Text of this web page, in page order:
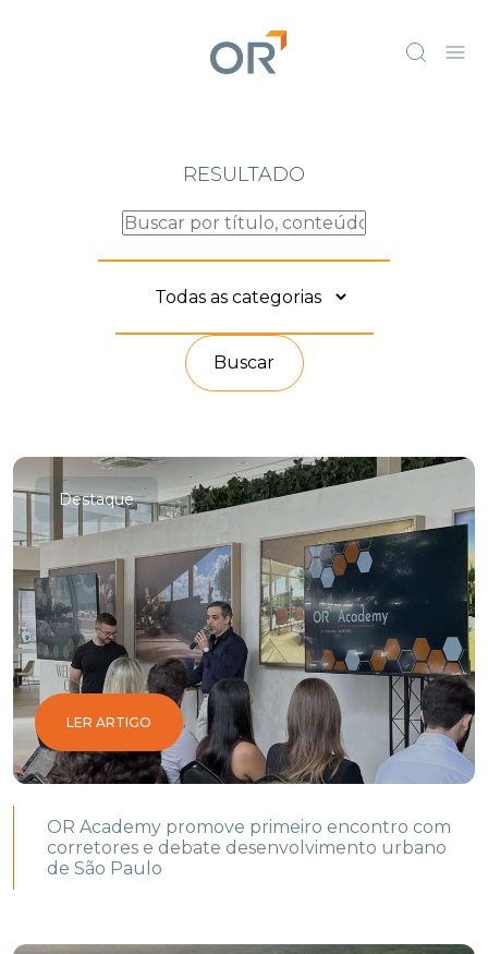
RESULTADO
Buscar
Destaque
LER ARTIGO
OR Academy promove primeiro encontro com
corretores e debate desenvolvimento urbano
de São Paulo